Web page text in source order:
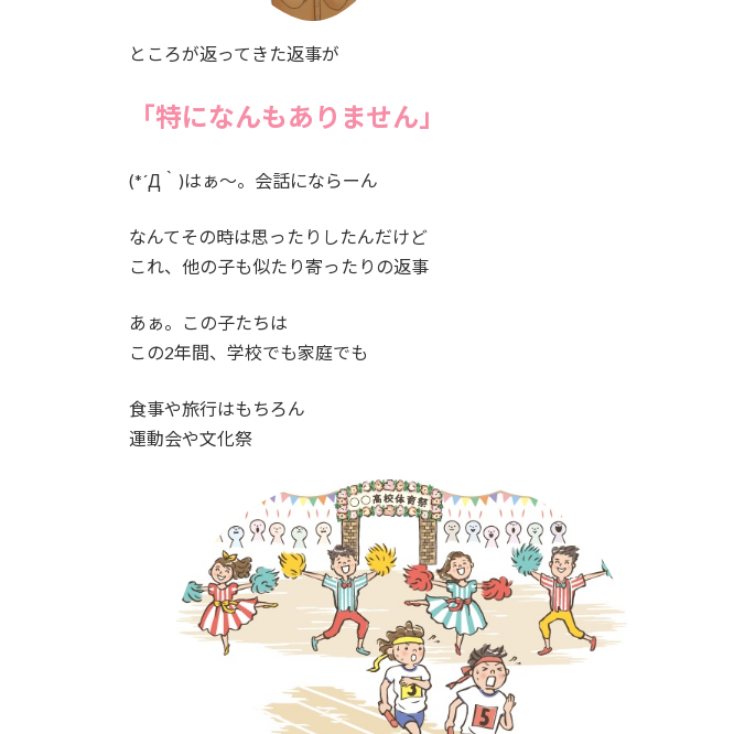
ところが返ってきた返事が
「特になんもありません」
(*´Д｀)はぁ～。会話にならーん
なんてその時は思ったりしたんだけど
これ、他の子も似たり寄ったりの返事
あぁ。この子たちは
この2年間、学校でも家庭でも
食事や旅行はもちろん
運動会や文化祭